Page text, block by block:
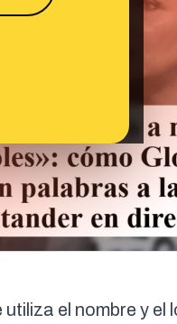
el nombre y el